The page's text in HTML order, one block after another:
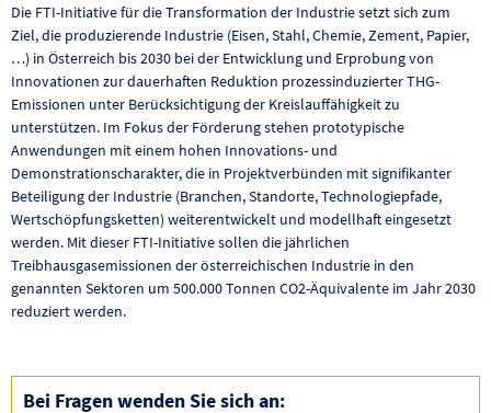
Die FTI-Initiative für die Transformation der Industrie setzt sich zum
Ziel, die produzierende Industrie (Eisen, Stahl, Chemie, Zement, Papier,
…) in Österreich bis 2030 bei der Entwicklung und Erprobung von
Innovationen zur dauerhaften Reduktion prozessinduzierter THG-
Emissionen unter Berücksichtigung der Kreislauffähigkeit zu
unterstützen. Im Fokus der Förderung stehen prototypische
Anwendungen mit einem hohen Innovations- und
Demonstrationscharakter, die in Projektverbünden mit signifikanter
Beteiligung der Industrie (Branchen, Standorte, Technologiepfade,
Wertschöpfungsketten) weiterentwickelt und modellhaft eingesetzt
werden. Mit dieser FTI-Initiative sollen die jährlichen
Treibhausgasemissionen der österreichischen Industrie in den
genannten Sektoren um 500.000 Tonnen CO2-Äquivalente im Jahr 2030
reduziert werden.
Bei Fragen wenden Sie sich an: